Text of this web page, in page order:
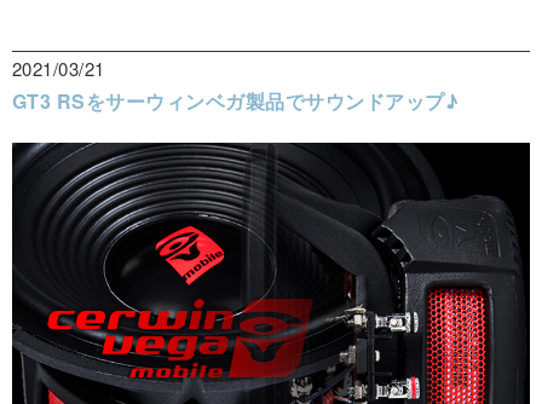
2021/03/21
GT3 RSをサーウィンベガ製品でサウンドアップ♪